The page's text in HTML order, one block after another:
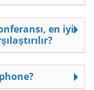
en iyi